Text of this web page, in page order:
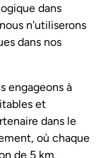
dans
n'utiliserons
dans nos
engageons à
et
dans le
où chaque
de 5 km.